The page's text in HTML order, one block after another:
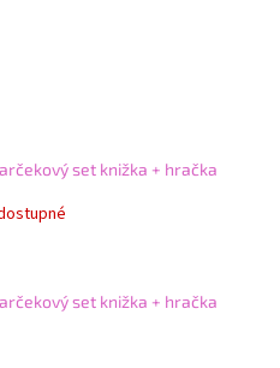
set knižka + hračka
set knižka + hračka